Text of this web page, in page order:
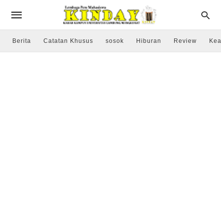
Berita Catatan Khusus sosok Hiburan Review